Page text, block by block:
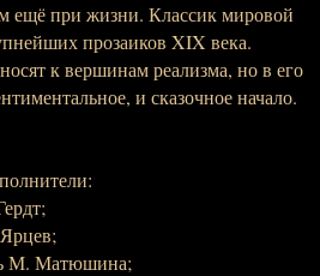
ещё при жизни. Классик мировой
прозаиков XIX века.
к вершинам реализма, но в его
и сказочное начало.
М. Матюшина;